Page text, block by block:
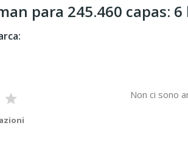
para 245.460 capas:
Non ci sono